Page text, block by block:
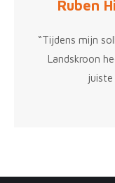
Ruben
“Tijdens mijn
Landskroon
juiste